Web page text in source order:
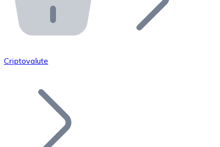
API Bitnovo
Integra la nostra API nel tuo ecosistema.
Unisciti alla nostra rete di rivenditori e
Aggiungi il token del tuo progetto al nostro servizio di
Criptovalute